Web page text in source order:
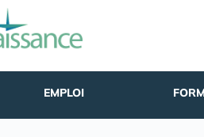
EMPLOI